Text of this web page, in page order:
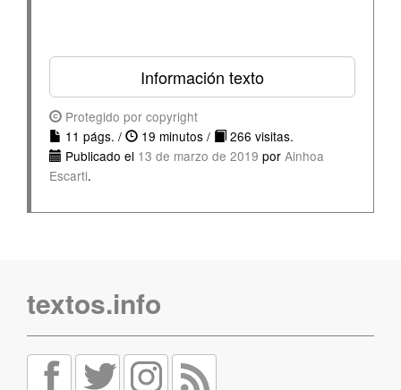
Información texto
Protegido por copyright
11 págs. /
19 minutos /
266 visitas.
Publicado el 13 de marzo de 2019 por Ainhoa
Escarti.
textos.info